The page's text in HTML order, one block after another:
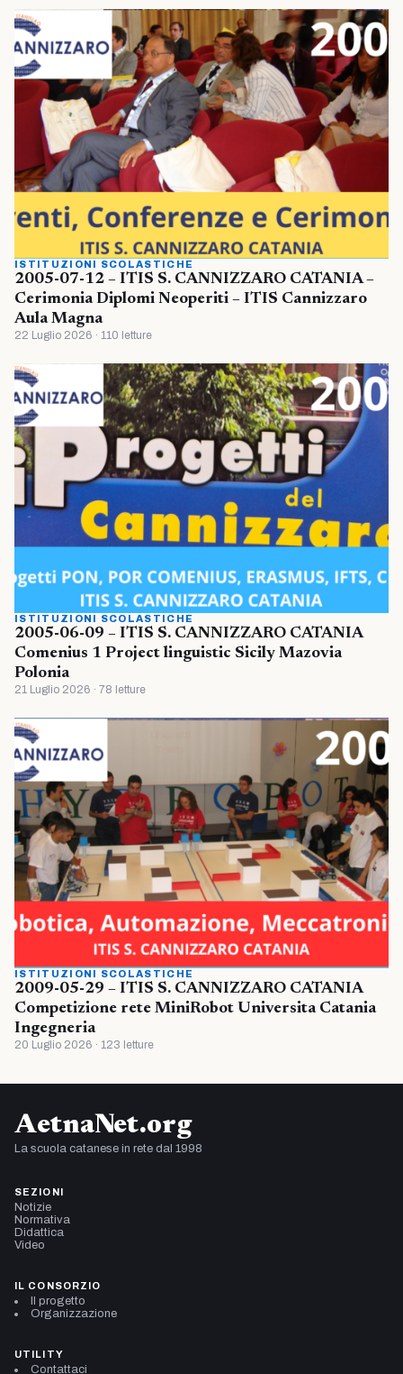
ISTITUZIONI SCOLASTICHE
2005-07-12 – ITIS S. CANNIZZARO CATANIA –
Cerimonia Diplomi Neoperiti – ITIS Cannizzaro
Aula Magna
22 Luglio 2026 · 110 letture
ISTITUZIONI SCOLASTICHE
2005-06-09 – ITIS S. CANNIZZARO CATANIA
Comenius 1 Project linguistic Sicily Mazovia
Polonia
21 Luglio 2026 · 78 letture
ISTITUZIONI SCOLASTICHE
2009-05-29 – ITIS S. CANNIZZARO CATANIA
Competizione rete MiniRobot Universita Catania
Ingegneria
20 Luglio 2026 · 123 letture
AetnaNet.org
La scuola catanese in rete dal 1998
SEZIONI
Notizie
Normativa
Didattica
Video
IL CONSORZIO
Il progetto
Organizzazione
UTILITY
Contattaci